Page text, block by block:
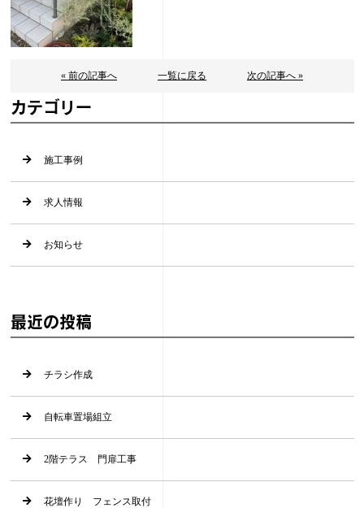
« 前の記事へ 一覧に戻る 次の記事へ »
カテゴリー
施工事例
求人情報
お知らせ
最近の投稿
チラシ作成
自転車置場組立
2階テラス 門扉工事
花壇作り フェンス取付